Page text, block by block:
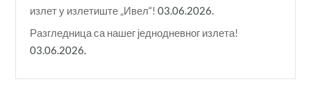
излет у излетиште „Ивел“! 03.06.2026.
Разгледница са нашег једнодневног излета!
03.06.2026.